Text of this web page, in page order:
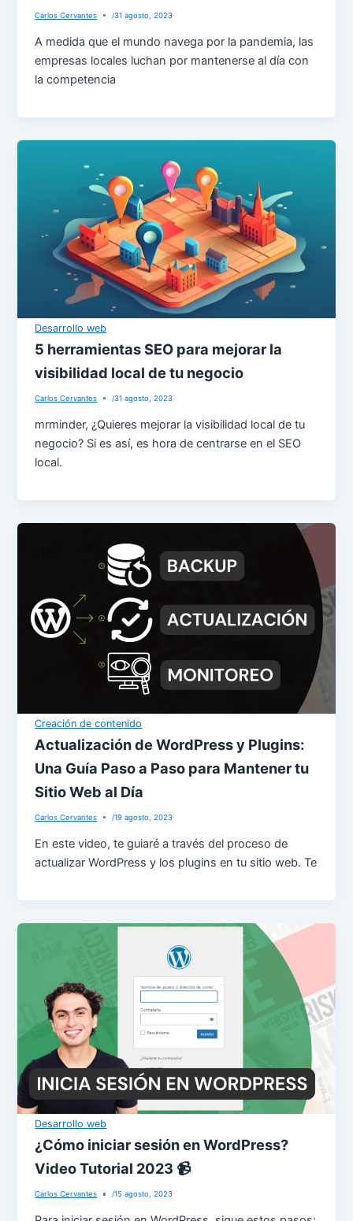
Carlos Cervantes /31 agosto, 2023
A medida que el mundo navega por la pandemia, las
empresas locales luchan por mantenerse al día con
la competencia
Desarrollo web
5 herramientas SEO para mejorar la
visibilidad local de tu negocio
Carlos Cervantes /31 agosto, 2023
mrminder, ¿Quieres mejorar la visibilidad local de tu
negocio? Si es así, es hora de centrarse en el SEO
local.
Creación de contenido
Actualización de WordPress y Plugins:
Una Guía Paso a Paso para Mantener tu
Sitio Web al Día
Carlos Cervantes /19 agosto, 2023
En este video, te guiaré a través del proceso de
actualizar WordPress y los plugins en tu sitio web. Te
Desarrollo web
¿Cómo iniciar sesión en WordPress?
Video Tutorial 2023 📹
Carlos Cervantes /15 agosto, 2023